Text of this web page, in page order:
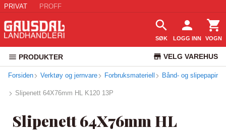
PRIVAT PROFF
SØK LOGG INN VOGN
PRODUKTER VELG VAREHUS
KUNDESERVICE
Forsiden Verktøy og jernvare Forbruksmateriell Bånd- og slipepapir
Slipenett 64X76mm HL K120 13P
Slipenett 64X76mm HL